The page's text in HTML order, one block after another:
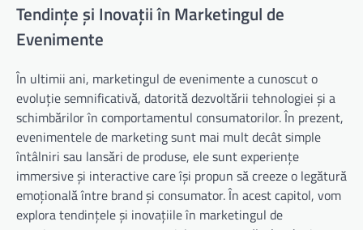
Tendințe și Inovații în Marketingul de
Evenimente
În ultimii ani, marketingul de evenimente a cunoscut o
evoluție semnificativă, datorită dezvoltării tehnologiei și a
schimbărilor în comportamentul consumatorilor. În prezent,
evenimentele de marketing sunt mai mult decât simple
întâlniri sau lansări de produse, ele sunt experiențe
immersive și interactive care își propun să creeze o legătură
emoțională între brand și consumator. În acest capitol, vom
explora tendințele și inovațiile în marketingul de